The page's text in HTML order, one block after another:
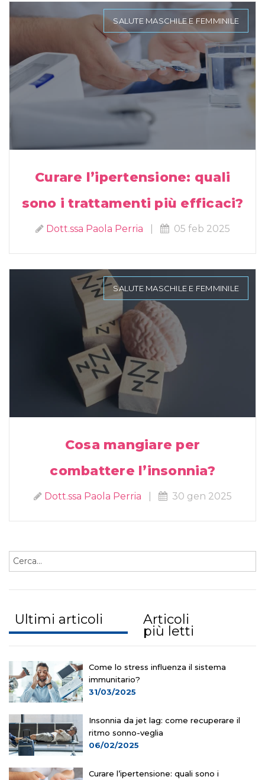
SALUTE MASCHILE E FEMMINILE
Curare l’ipertensione: quali
sono i trattamenti più efficaci?
Dott.ssa Paola Perria 05 feb 2025
SALUTE MASCHILE E FEMMINILE
Cosa mangiare per
combattere l’insonnia?
Dott.ssa Paola Perria 30 gen 2025
Ultimi articoli Articoli
più letti
Come lo stress influenza il sistema
immunitario?
31/03/2025
Insonnia da jet lag: come recuperare il
ritmo sonno-veglia
06/02/2025
Curare l’ipertensione: quali sono i